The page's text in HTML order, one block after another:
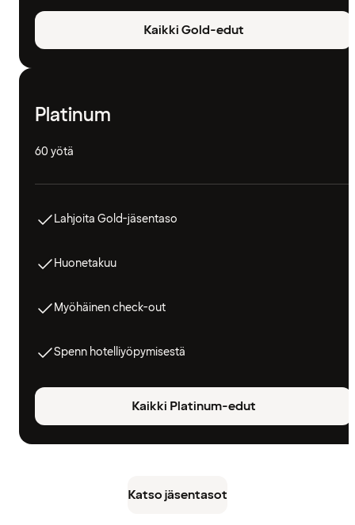
Kaikki Gold-edut
Platinum
60 yötä
Lahjoita Gold-jäsentaso
Huonetakuu
Myöhäinen check-out
Spenn hotelliyöpymisestä
Kaikki Platinum-edut
Katso jäsentasot